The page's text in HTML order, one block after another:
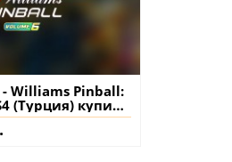
- Williams Pinball:
(Турция) купить
на аккаунт